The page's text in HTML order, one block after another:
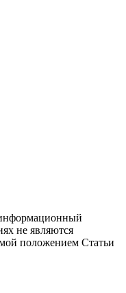
не являются
положением Статьи